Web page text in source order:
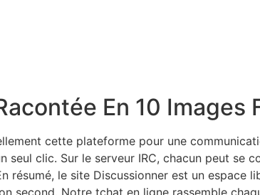
En 10 Images
cette plateforme pour une
clic. Sur le serveur IRC, chacun peut se
le site Discussionner est un espace